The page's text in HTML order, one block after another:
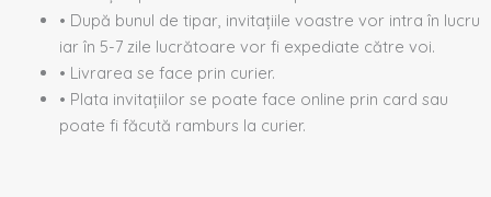
• După bunul de tipar, invitațiile voastre vor intra în lucru
iar în 5-7 zile lucrătoare vor fi expediate către voi.
• Livrarea se face prin curier.
• Plata invitațiilor se poate face online prin card sau
poate fi făcută ramburs la curier.